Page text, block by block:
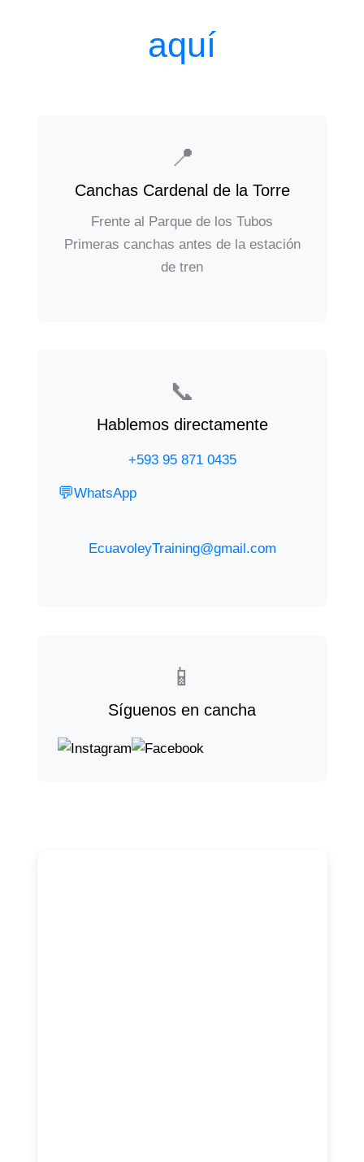
aquí
📍
Canchas Cardenal de la Torre
Frente al Parque de los Tubos
Primeras canchas antes de la estación
de tren
📞
Hablemos directamente
+593 95 871 0435
💬WhatsApp
EcuavoleyTraining@gmail.com
📱
Síguenos en cancha